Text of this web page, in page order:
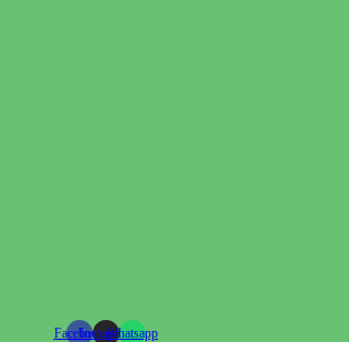
FacebookInstagramWhatsapp